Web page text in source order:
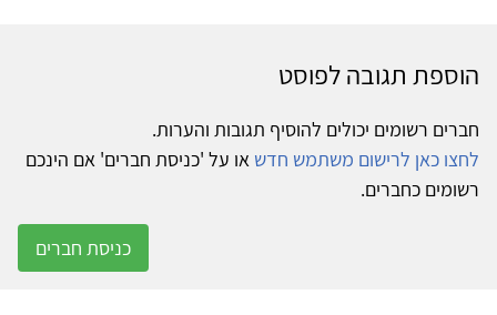
הוספת תגובה לפוסט
חברים רשומים יכולים להוסיף תגובות והערות.
לחצו כאן לרישום משתמש חדש או על 'כניסת חברים' אם הינכם
רשומים כחברים.
כניסת חברים